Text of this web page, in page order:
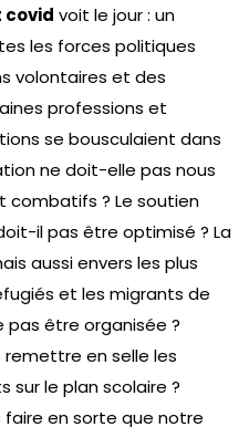
covid voit le jour : un
les forces politiques
volontaires et des
professions et
se bousculaient dans
ne doit-elle pas nous
combatifs ? Le soutien
il pas être optimisé ? La
aussi envers les plus
et les migrants de
être organisée ?
en selle les
le plan scolaire ?
en sorte que notre